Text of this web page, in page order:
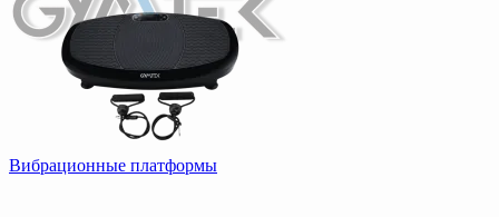
Вибрационные платформы